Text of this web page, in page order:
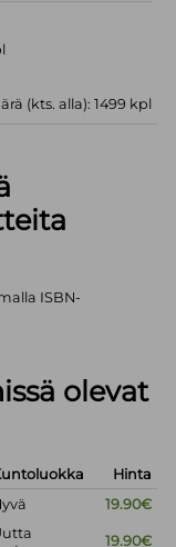
(kts. alla): 1499 kpl
ISBN-
olevat
Hinta
19.90€
19.90€